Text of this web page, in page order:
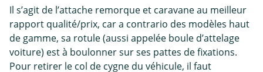
Il s’agit de l’attache remorque et caravane au meilleur
rapport qualité/prix, car a contrario des modèles haut
de gamme, sa rotule (aussi appelée boule d’attelage
voiture) est à boulonner sur ses pattes de fixations.
Pour retirer le col de cygne du véhicule, il faut